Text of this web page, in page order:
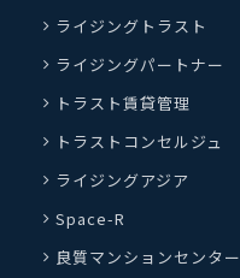
ライジングトラスト
ライジングパートナー
トラスト賃貸管理
トラストコンセルジュ
ライジングアジア
Space-R
良質マンションセンター